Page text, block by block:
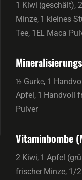
1 Kiwi (geschält),
Minze, 1 kleines
Tee, 1EL Maca
½ Gurke, 1
Apfel, 1 Handvoll
Pulver
Vitaminbombe
2 Kiwi, 1 Apfel
frischer Minze, 1/